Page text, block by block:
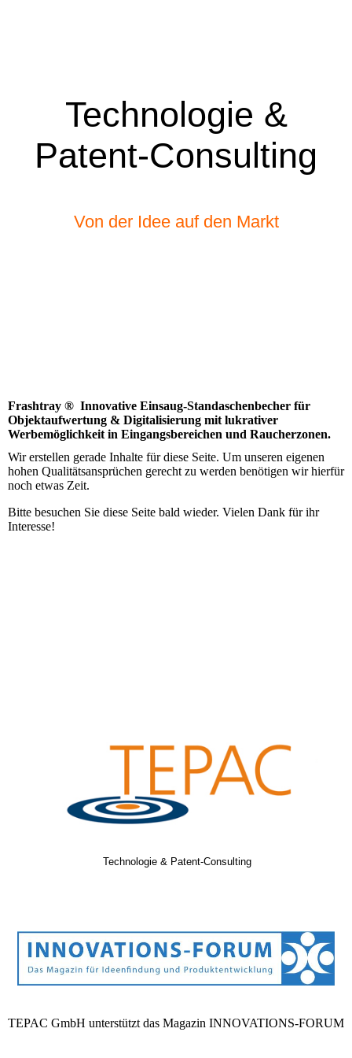
Technologie &
Patent-Consulting
Von der Idee auf den Markt
Frashtray ® Innovative Einsaug-Standaschenbecher für
Objektaufwertung & Digitalisierung mit lukrativer
Werbemöglichkeit in Eingangsbereichen und Raucherzonen.
Wir erstellen gerade Inhalte für diese Seite. Um unseren eigenen
hohen Qualitätsansprüchen gerecht zu werden benötigen wir hierfür
noch etwas Zeit.
Bitte besuchen Sie diese Seite bald wieder. Vielen Dank für ihr
Interesse!
Technologie & Patent-Consulting
TEPAC GmbH unterstützt das Magazin INNOVATIONS-FORUM